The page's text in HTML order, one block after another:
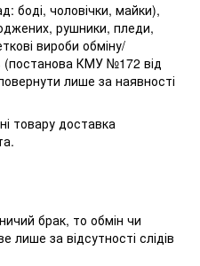
боді, чоловічки, майки),
рушники, пледи,
вироби обміну/
(постанова КМУ №172 від
лише за наявності
товару доставка
брак, то обмін чи
за відсутності слідів